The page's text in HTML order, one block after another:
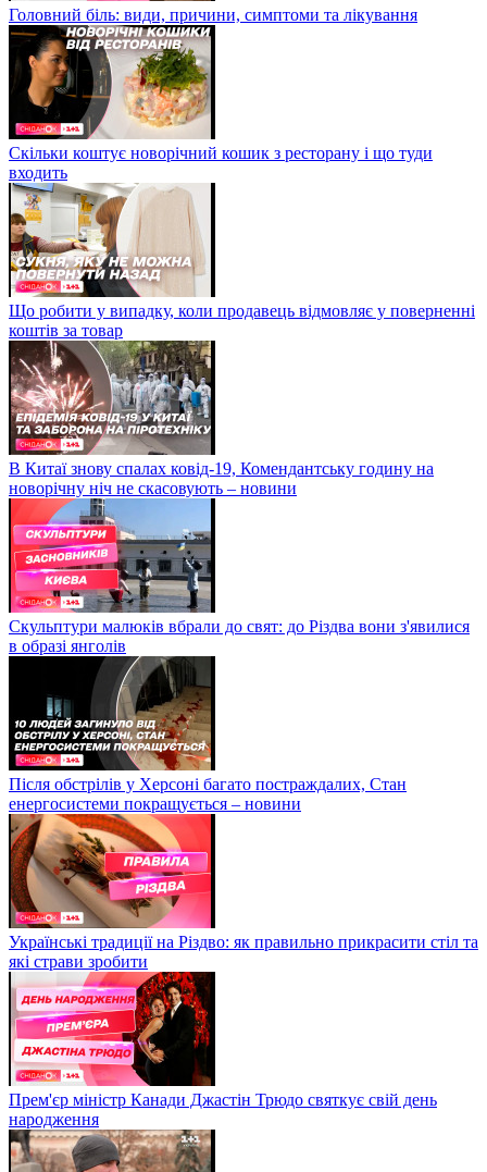
Головний біль: види, причини, симптоми та лікування
Скільки коштує новорічний кошик з ресторану і що туди
входить
Що робити у випадку, коли продавець відмовляє у поверненні
коштів за товар
В Китаї знову спалах ковід-19, Комендантську годину на
новорічну ніч не скасовують – новини
Скульптури малюків вбрали до свят: до Різдва вони з'явилися
в образі янголів
Після обстрілів у Херсоні багато постраждалих, Стан
енергосистеми покращується – новини
Українські традиції на Різдво: як правильно прикрасити стіл та
які страви зробити
Прем'єр міністр Канади Джастін Трюдо святкує свій день
народження